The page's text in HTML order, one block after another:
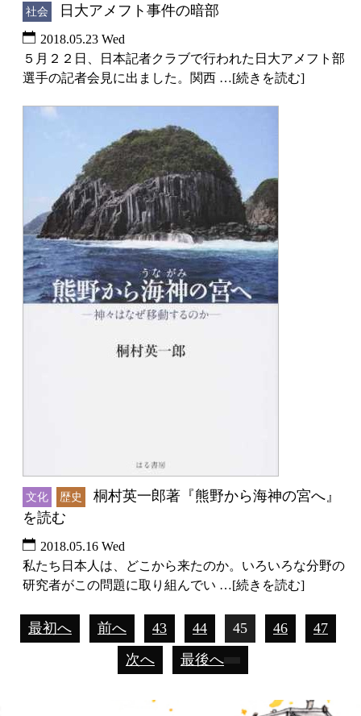
社会 日大アメフト事件の暗部
2018.05.23 Wed
５月２２日、日本記者クラブで行われた日大アメフト部
選手の記者会見に出ました。関西 …[続きを読む]
文化 歴史
桐村英一郎著『熊野から海神の宮へ』
を読む
2018.05.16 Wed
私たち日本人は、どこから来たのか。いろいろな分野の
研究者がこの問題に取り組んでい …[続きを読む]
最初へ 前へ 43 44 45 46
47
次へ
最後へ